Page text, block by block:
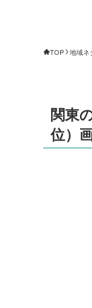
TOP 地域ネ
関東
位）